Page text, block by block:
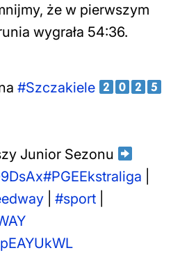
że w pierwszym
wygrała 54:36.
#Szczakiele
Junior Sezonu
#PGEEkstraliga
#sport